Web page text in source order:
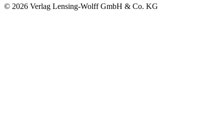
© 2026 Verlag Lensing-Wolff GmbH & Co. KG